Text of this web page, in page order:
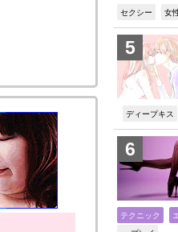
セクシー 女
ディープキス
テクニック